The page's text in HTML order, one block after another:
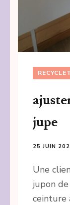
jupe
25 JUIN
Une
jupon
ceinture